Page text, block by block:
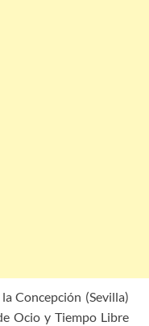
Concepción (Sevilla)
Ocio y Tiempo Libre